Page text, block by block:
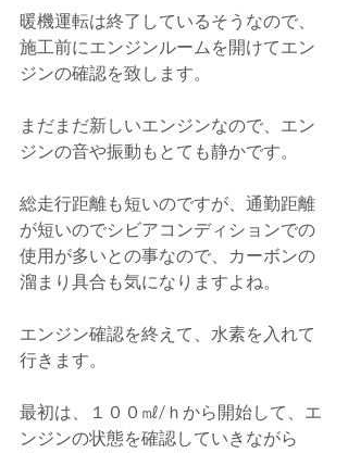
暖機運転は終了しているそうなので、
施工前にエンジンルームを開けてエン
ジンの確認を致します。
まだまだ新しいエンジンなので、エン
ジンの音や振動もとても静かです。
総走行距離も短いのですが、通勤距離
が短いのでシビアコンディションでの
使用が多いとの事なので、カーボンの
溜まり具合も気になりますよね。
エンジン確認を終えて、水素を入れて
行きます。
最初は、１００㎖/ｈから開始して、エ
ンジンの状態を確認していきながら